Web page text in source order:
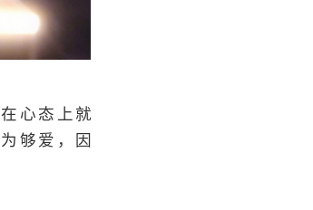
心态上就
够爱，因